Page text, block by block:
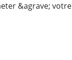
&agrave;